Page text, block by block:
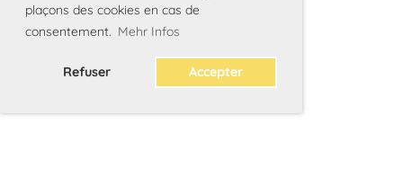
plaçons des cookies en cas de
consentement. Mehr Infos
Refuser Accepter